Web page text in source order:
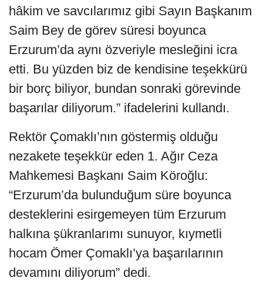
hâkim ve savcılarımız gibi Sayın Başkanım
Saim Bey de görev süresi boyunca
Erzurum’da aynı özveriyle mesleğini icra
etti. Bu yüzden biz de kendisine teşekkürü
bir borç biliyor, bundan sonraki görevinde
başarılar diliyorum.” ifadelerini kullandı.
Rektör Çomaklı’nın göstermiş olduğu
nezakete teşekkür eden 1. Ağır Ceza
Mahkemesi Başkanı Saim Köroğlu:
“Erzurum’da bulunduğum süre boyunca
desteklerini esirgemeyen tüm Erzurum
halkına şükranlarımı sunuyor, kıymetli
hocam Ömer Çomaklı’ya başarılarının
devamını diliyorum” dedi.